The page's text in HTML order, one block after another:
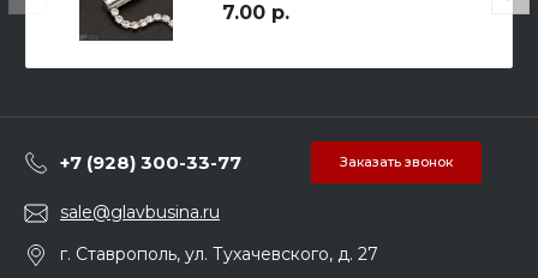
платина.
7.00 р.
+7 (928) 300-33-77 Заказать звонок
sale@glavbusina.ru
г. Ставрополь, ул. Тухачевского, д. 27